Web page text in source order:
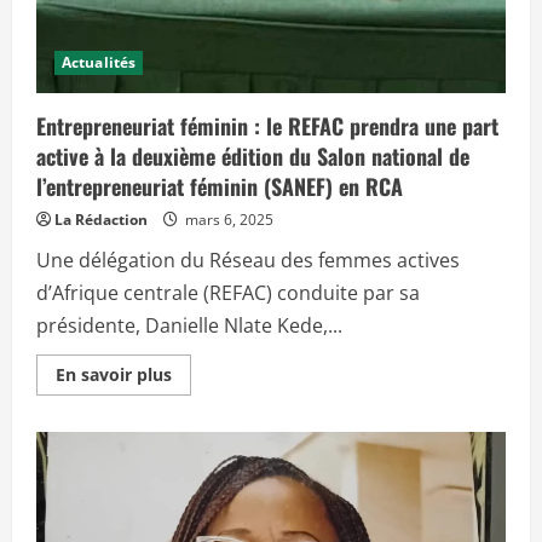
d
s
i
n
d
u
C
o
n
o
’
o
E
u
r
o
p
é
e
n
e
a
C
m
e
r
u
n
o
u
r
l
e
c
o
n
e
i
l
e
t
l
a
r
o
a
Actualités
Entrepreneuriat féminin : le REFAC prendra une part
active à la deuxième édition du Salon national de
l’entrepreneuriat féminin (SANEF) en RCA
La Rédaction mars 6, 2025
Une délégation du Réseau des femmes actives
d’Afrique centrale (REFAC) conduite par sa
présidente, Danielle Nlate Kede,...
En savoir plusE
n
l